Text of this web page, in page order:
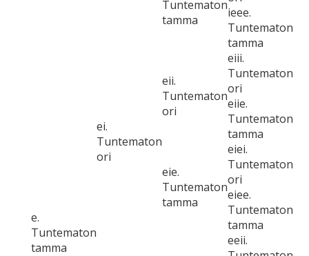
Tuntematon
tamma
ieee.
Tuntematon
tamma
e.
Tuntematon
tamma
ei.
Tuntematon
ori
eii.
Tuntematon
ori
eiii.
Tuntematon
ori
eiie.
Tuntematon
tamma
eie.
Tuntematon
tamma
eiei.
Tuntematon
ori
eiee.
Tuntematon
tamma
eeii.